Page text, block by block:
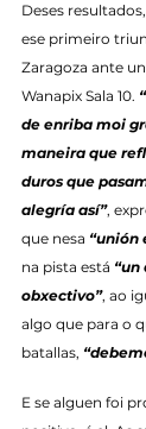
Deses
ese primeiro
Zaragoza ante
Wanapix Sala 10.
de enriba moi
maneira que
duros que
alegría así”,
que nesa “unión
na pista está “un
obxectivo”, ao
algo que para o
batallas,
E se alguen foi